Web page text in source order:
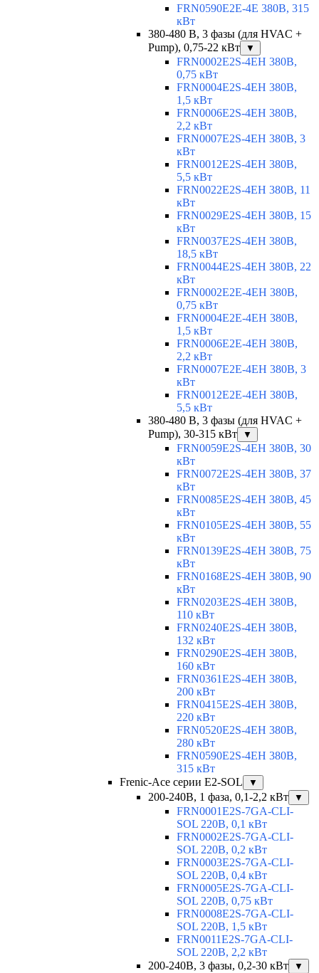
FRN0590E2E-4E 380В, 315
кВт
380-480 В, 3 фазы (для HVAC +
Pump), 0,75-22 кВт
▼
FRN0002E2S-4EH 380В,
0,75 кВт
FRN0004E2S-4EH 380В,
1,5 кВт
FRN0006E2S-4EH 380В,
2,2 кВт
FRN0007E2S-4EH 380В, 3
кВт
FRN0012E2S-4EH 380В,
5,5 кВт
FRN0022E2S-4EH 380В, 11
кВт
FRN0029E2S-4EH 380В, 15
кВт
FRN0037E2S-4EH 380В,
18,5 кВт
FRN0044E2S-4EH 380В, 22
кВт
FRN0002E2E-4EH 380В,
0,75 кВт
FRN0004E2E-4EH 380В,
1,5 кВт
FRN0006E2E-4EH 380В,
2,2 кВт
FRN0007E2E-4EH 380В, 3
кВт
FRN0012E2E-4EH 380В,
5,5 кВт
380-480 В, 3 фазы (для HVAC +
Pump), 30-315 кВт
▼
FRN0059E2S-4EH 380В, 30
кВт
FRN0072E2S-4EH 380В, 37
кВт
FRN0085E2S-4EH 380В, 45
кВт
FRN0105E2S-4EH 380В, 55
кВт
FRN0139E2S-4EH 380В, 75
кВт
FRN0168E2S-4EH 380В, 90
кВт
FRN0203E2S-4EH 380В,
110 кВт
FRN0240E2S-4EH 380В,
132 кВт
FRN0290E2S-4EH 380В,
160 кВт
FRN0361E2S-4EH 380В,
200 кВт
FRN0415E2S-4EH 380В,
220 кВт
FRN0520E2S-4EH 380В,
280 кВт
FRN0590E2S-4EH 380В,
315 кВт
Frenic-Ace серии E2-SOL
▼
200-240В, 1 фаза, 0,1-2,2 кВт ▼
FRN0001E2S-7GA-CLI-
SOL 220В, 0,1 кВт
FRN0002E2S-7GA-CLI-
SOL 220В, 0,2 кВт
FRN0003E2S-7GA-CLI-
SOL 220В, 0,4 кВт
FRN0005E2S-7GA-CLI-
SOL 220В, 0,75 кВт
FRN0008E2S-7GA-CLI-
SOL 220В, 1,5 кВт
FRN0011E2S-7GA-CLI-
SOL 220В, 2,2 кВт
200-240В, 3 фазы, 0,2-30 кВт
▼